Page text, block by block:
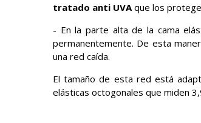
tratado anti UVAque los
- En la parte alta de la cama
permanentemente. De esta
una red caída.
El tamaño de esta red está
elásticas octogonales que miden